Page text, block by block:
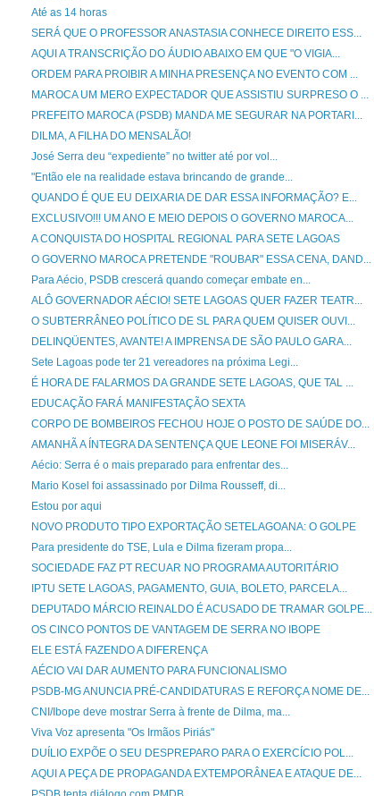
Até as 14 horas
SERÁ QUE O PROFESSOR ANASTASIA CONHECE DIREITO ESS...
AQUI A TRANSCRIÇÃO DO ÁUDIO ABAIXO EM QUE "O VIGIA...
ORDEM PARA PROIBIR A MINHA PRESENÇA NO EVENTO COM ...
MAROCA UM MERO EXPECTADOR QUE ASSISTIU SURPRESO O ...
PREFEITO MAROCA (PSDB) MANDA ME SEGURAR NA PORTARI...
DILMA, A FILHA DO MENSALÃO!
José Serra deu “expediente” no twitter até por vol...
"Então ele na realidade estava brincando de grande...
QUANDO É QUE EU DEIXARIA DE DAR ESSA INFORMAÇÃO? E...
EXCLUSIVO!!! UM ANO E MEIO DEPOIS O GOVERNO MAROCA...
A CONQUISTA DO HOSPITAL REGIONAL PARA SETE LAGOAS
O GOVERNO MAROCA PRETENDE "ROUBAR" ESSA CENA, DAND...
Para Aécio, PSDB crescerá quando começar embate en...
ALÔ GOVERNADOR AÉCIO! SETE LAGOAS QUER FAZER TEATR...
O SUBTERRÂNEO POLÍTICO DE SL PARA QUEM QUISER OUVI...
DELINQÜENTES, AVANTE! A IMPRENSA DE SÃO PAULO GARA...
Sete Lagoas pode ter 21 vereadores na próxima Legi...
É HORA DE FALARMOS DA GRANDE SETE LAGOAS, QUE TAL ...
EDUCAÇÃO FARÁ MANIFESTAÇÃO SEXTA
CORPO DE BOMBEIROS FECHOU HOJE O POSTO DE SAÚDE DO...
AMANHÃ A ÍNTEGRA DA SENTENÇA QUE LEONE FOI MISERÁV...
Aécio: Serra é o mais preparado para enfrentar des...
Mario Kosel foi assassinado por Dilma Rousseff, di...
Estou por aqui
NOVO PRODUTO TIPO EXPORTAÇÃO SETELAGOANA: O GOLPE
Para presidente do TSE, Lula e Dilma fizeram propa...
SOCIEDADE FAZ PT RECUAR NO PROGRAMA AUTORITÁRIO
IPTU SETE LAGOAS, PAGAMENTO, GUIA, BOLETO, PARCELA...
DEPUTADO MÁRCIO REINALDO É ACUSADO DE TRAMAR GOLPE...
OS CINCO PONTOS DE VANTAGEM DE SERRA NO IBOPE
ELE ESTÁ FAZENDO A DIFERENÇA
AÉCIO VAI DAR AUMENTO PARA FUNCIONALISMO
PSDB-MG ANUNCIA PRÉ-CANDIDATURAS E REFORÇA NOME DE...
CNI/Ibope deve mostrar Serra à frente de Dilma, ma...
Viva Voz apresenta "Os Irmãos Piriás"
DUÍLIO EXPÕE O SEU DESPREPARO PARA O EXERCÍCIO POL...
AQUI A PEÇA DE PROPAGANDA EXTEMPORÂNEA E ATAQUE DE...